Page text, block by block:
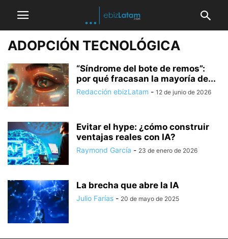
ADOPCIÓN TECNOLÓGICA
“Síndrome del bote de remos”:
por qué fracasan la mayoría de...
Redacción ebizLatam - 12 de junio de 2026
Evitar el hype: ¿cómo construir
ventajas reales con IA?
Raymond García - 23 de enero de 2026
La brecha que abre la IA
Julio Farías - 20 de mayo de 2025